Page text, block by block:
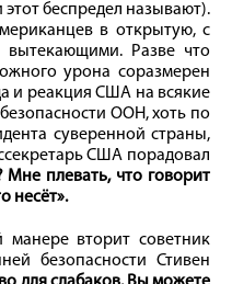
беспредел называют).
в открытую, с
Разве что
урона соразмерен
и реакция США на всякие
ООН, хоть по
суверенной страны,
США порадовал
Мне плевать, что говорит
несёт».
вторит советник
безопасности Стивен